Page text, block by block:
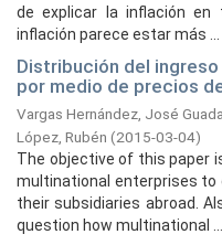
de explicar la inflación en
inflación parece estar más ...
Distribución del
por medio de precios
Vargas Hernández, José
López, Rubén (2015-03-04)
The objective of this paper
multinational enterprises to
their subsidiaries abroad.
question how multinational ...